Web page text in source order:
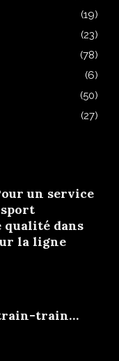
(19)
(23)
(78)
(6)
(50)
(27)
un service
dans
la ligne
train…